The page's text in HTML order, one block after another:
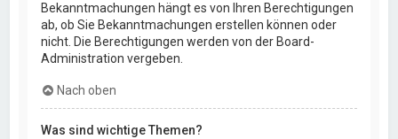
Bekanntmachungen hängt es von Ihren Berechtigungen
ab, ob Sie Bekanntmachungen erstellen können oder
nicht. Die Berechtigungen werden von der Board-
Administration vergeben.
Nach oben
Was sind wichtige Themen?